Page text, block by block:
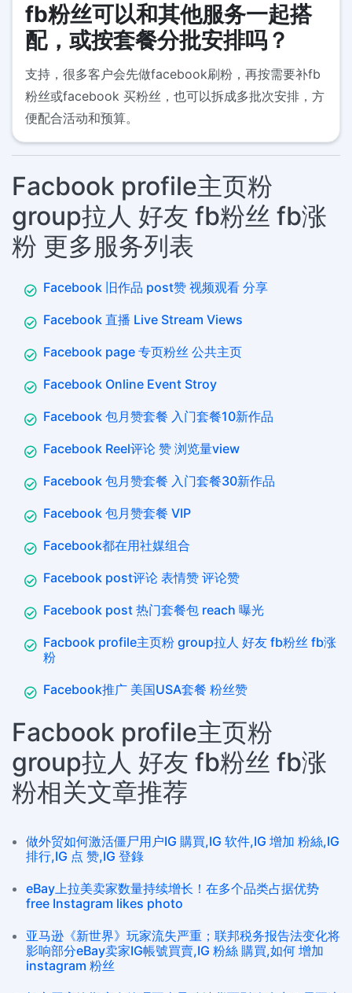
fb粉丝可以和其他服务一起搭
配，或按套餐分批安排吗？
支持，很多客户会先做facebook刷粉，再按需要补fb
粉丝或facebook 买粉丝，也可以拆成多批次安排，方
便配合活动和预算。
Facbook profile主页粉
group拉人 好友 fb粉丝 fb涨
粉 更多服务列表
Facebook 旧作品 post赞 视频观看 分享
Facebook 直播 Live Stream Views
Facebook page 专页粉丝 公共主页
Facebook Online Event Stroy
Facebook 包月赞套餐 入门套餐10新作品
Facebook Reel评论 赞 浏览量view
Facebook 包月赞套餐 入门套餐30新作品
Facebook 包月赞套餐 VIP
Facebook都在用社媒组合
Facebook post评论 表情赞 评论赞
Facebook post 热门套餐包 reach 曝光
Facbook profile主页粉 group拉人 好友 fb粉丝 fb涨
粉
Facebook推广 美国USA套餐 粉丝赞
Facbook profile主页粉
group拉人 好友 fb粉丝 fb涨
粉相关文章推荐
做外贸如何激活僵尸用户IG 購買,IG 软件,IG 增加 粉絲,IG
排行,IG 点 赞,IG 登錄
eBay上拉美卖家数量持续增长！在多个品类占据优势
free Instagram likes photo
亚马逊《新世界》玩家流失严重；联邦税务报告法变化将
影响部分eBay卖家IG帳號買賣,IG 粉絲 購買,如何 增加
instagram 粉丝